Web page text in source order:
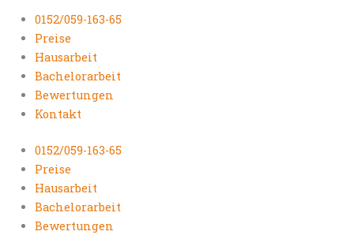
0152/059-163-65
Preise
Hausarbeit
Bachelorarbeit
Bewertungen
Kontakt
0152/059-163-65
Preise
Hausarbeit
Bachelorarbeit
Bewertungen